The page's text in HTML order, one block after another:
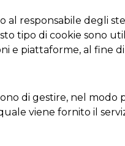
responsabile degli
tipo di cookie sono
e piattaforme, al fine
di gestire, nel modo
viene fornito il